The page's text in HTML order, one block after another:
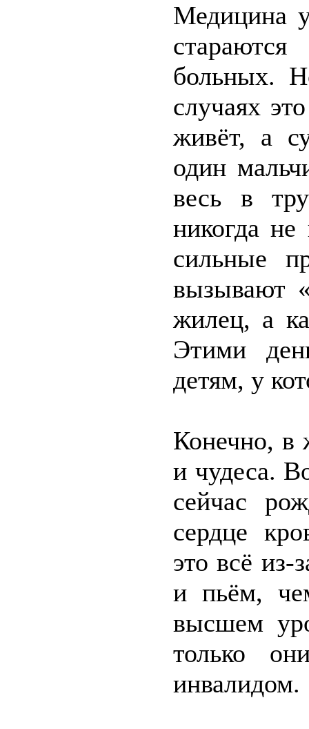
Медицина
больных.
случаях
живёт, а
один
весь в
никогда
сильные
вызывают
жилец, а
Этими
детям, у
Конечно, в
и чудеса.
сейчас
сердце
это всё
и пьём,
высшем
только
инвалидом.